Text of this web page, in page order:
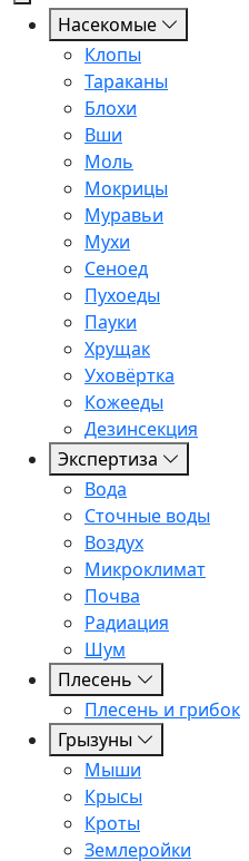
Насекомые
Клопы
Тараканы
Блохи
Вши
Моль
Мокрицы
Муравьи
Мухи
Сеноед
Пухоеды
Пауки
Хрущак
Уховёртка
Кожееды
Дезинсекция
Экспертиза
Вода
Сточные воды
Воздух
Микроклимат
Почва
Радиация
Шум
Плесень
Плесень и грибок
Грызуны
Мыши
Крысы
Кроты
Землеройки